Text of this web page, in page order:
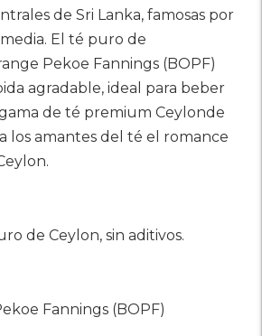
de Sri Lanka, famosas por
El té puro de
Pekoe Fannings (BOPF)
agradable, ideal para beber
de té premium Ceylonde
los amantes del té el romance
de Ceylon, sin aditivos.
Fannings (BOPF)